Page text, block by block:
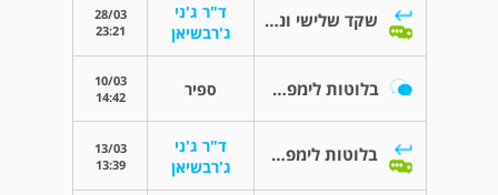
שקד שלישי ונוזלים באוזניים
ד"ר ג'ני
ג'רבשיאן
28/03
23:21
בלוטות לימפה מוגדלות ספיר
10/03
14:42
בלוטות לימפה מוגדלות
ד"ר ג'ני
ג'רבשיאן
13/03
13:39